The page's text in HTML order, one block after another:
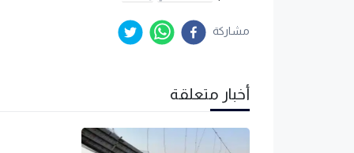
مشاركة
أخبار متعلقة